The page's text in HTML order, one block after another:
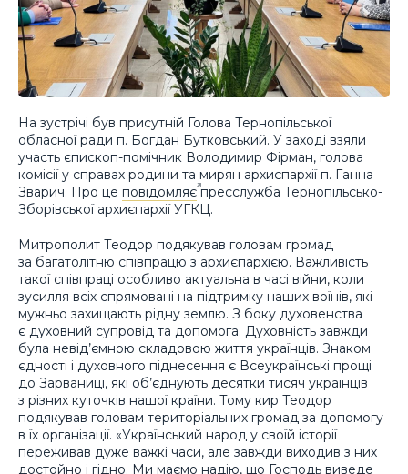
На зустрічі був присутній Голова Тернопільської
обласної ради п. Богдан Бутковський. У заході взяли
участь єпископ-помічник Володимир Фірман, голова
комісії у справах родини та мирян архиєпархії п. Ганна
Зварич. Про це повідомляєпресслужба Тернопільсько-
Зборівської архиєпархії УГКЦ.
Митрополит Теодор подякував головам громад
за багатолітню співпрацю з архиєпархією. Важливість
такої співпраці особливо актуальна в часі війни, коли
зусилля всіх спрямовані на підтримку наших воїнів, які
мужньо захищають рідну землю. З боку духовенства
є духовний супровід та допомога. Духовність завжди
була невід’ємною складовою життя українців. Знаком
єдності і духовного піднесення є Всеукраїнські прощі
до Зарваниці, які об’єднують десятки тисяч українців
з різних куточків нашої країни. Тому кир Теодор
подякував головам територіальних громад за допомогу
в їх організації. «Український народ у своїй історії
переживав дуже важкі часи, але завжди виходив з них
достойно і гідно. Ми маємо надію, що Господь виведе